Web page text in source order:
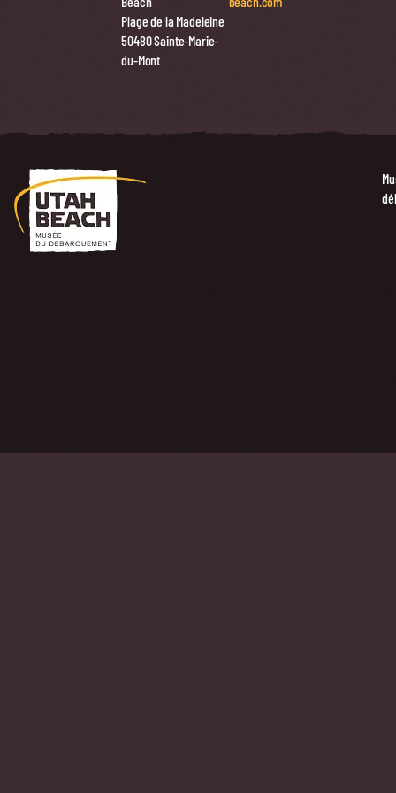
Plage de la Madeleine
50480 Sainte-Marie-
du-Mont